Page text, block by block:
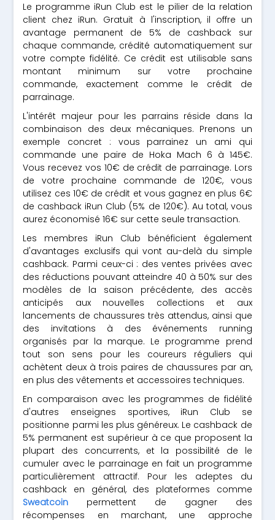
Le programme iRun Club est le pilier de la relation
client chez iRun. Gratuit à l'inscription, il offre un
avantage permanent de 5% de cashback sur
chaque commande, crédité automatiquement sur
votre compte fidélité. Ce crédit est utilisable sans
montant minimum sur votre prochaine
commande, exactement comme le crédit de
parrainage.
L'intérêt majeur pour les parrains réside dans la
combinaison des deux mécaniques. Prenons un
exemple concret : vous parrainez un ami qui
commande une paire de Hoka Mach 6 à 145€.
Vous recevez vos 10€ de crédit de parrainage. Lors
de votre prochaine commande de 120€, vous
utilisez ces 10€ de crédit et vous gagnez en plus 6€
de cashback iRun Club (5% de 120€). Au total, vous
aurez économisé 16€ sur cette seule transaction.
Les membres iRun Club bénéficient également
d'avantages exclusifs qui vont au-delà du simple
cashback. Parmi ceux-ci : des ventes privées avec
des réductions pouvant atteindre 40 à 50% sur des
modèles de la saison précédente, des accès
anticipés aux nouvelles collections et aux
lancements de chaussures très attendus, ainsi que
des invitations à des événements running
organisés par la marque. Le programme prend
tout son sens pour les coureurs réguliers qui
achètent deux à trois paires de chaussures par an,
en plus des vêtements et accessoires techniques.
En comparaison avec les programmes de fidélité
d'autres enseignes sportives, iRun Club se
positionne parmi les plus généreux. Le cashback de
5% permanent est supérieur à ce que proposent la
plupart des concurrents, et la possibilité de le
cumuler avec le parrainage en fait un programme
particulièrement attractif. Pour les adeptes du
cashback en général, des plateformes comme
Sweatcoin permettent de gagner des
récompenses en marchant, une approche